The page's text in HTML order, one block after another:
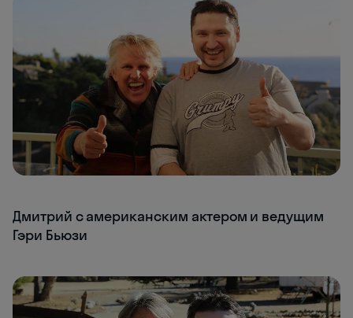
Дмитрий с американским актером и ведущим
Гэри Бьюзи